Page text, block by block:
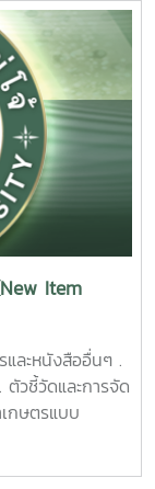
อิทธิพลของ
ของลำไยพันธุ์
ยาลัยแม่
Influence of
Drought of
จริญกิจ รายงาน
ยกหนังสือ 2558
] .
2015.
ารต้านออซิเดชั
]. วิจิตรา แดง
13
Item
และหนังสืออื่นๆ .
วชี้วัดและการจัด
กษตรแบบ
/